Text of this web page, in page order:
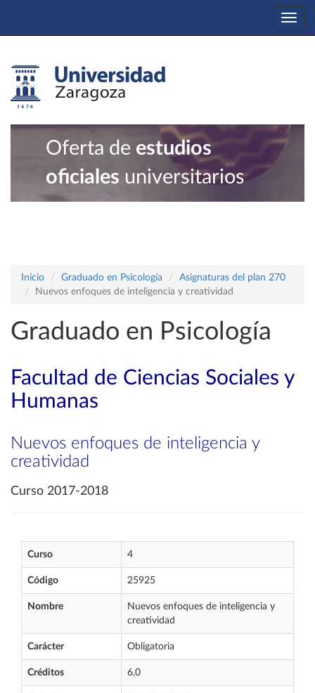
Oferta de estudios
oficiales universitarios
Inicio Graduado en Psicología
Asignaturas del plan 270
Nuevos enfoques de inteligencia y creatividad
Graduado en Psicología
Facultad de Ciencias Sociales y
Humanas
Nuevos enfoques de inteligencia y
creatividad
Curso 2017-2018
Curso 4
Código 25925
Nombre
Nuevos enfoques de inteligencia y
creatividad
Carácter Obligatoria
Créditos 6,0